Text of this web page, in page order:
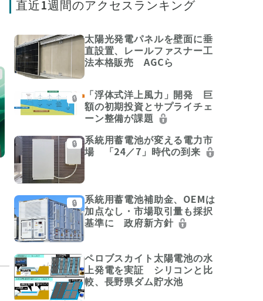
直近1週間のアクセスランキング
太陽光発電パネルを壁面に垂
直設置、レールファスナー工
法本格販売 AGCら
🔒
「浮体式洋上風力」開発 巨
額の初期投資とサプライチェ
ーン整備が課題
🔒
系統用蓄電池が変える電力市
場 「24／7」時代の到来
🔒
系統用蓄電池補助金、OEMは
加点なし・市場取引量も採択
基準に 政府新方針
ペロブスカイト太陽電池の水
上発電を実証 シリコンと比
較、長野県ダム貯水池